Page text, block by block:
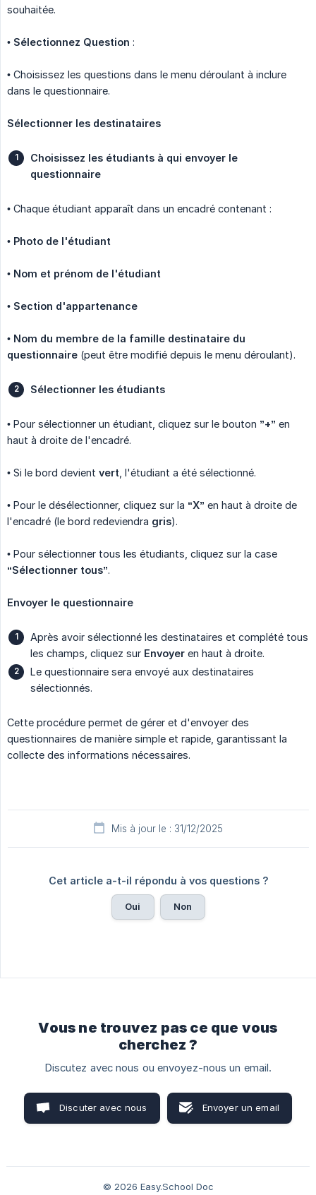
souhaitée.
• Sélectionnez Question :
• Choisissez les questions dans le menu déroulant à inclure
dans le questionnaire.
Sélectionner les destinataires
Choisissez les étudiants à qui envoyer le
questionnaire
• Chaque étudiant apparaît dans un encadré contenant :
• Photo de l'étudiant
• Nom et prénom de l'étudiant
• Section d'appartenance
• Nom du membre de la famille destinataire du
questionnaire (peut être modifié depuis le menu déroulant).
Sélectionner les étudiants
• Pour sélectionner un étudiant, cliquez sur le bouton ”+” en
haut à droite de l'encadré.
• Si le bord devient vert , l'étudiant a été sélectionné.
• Pour le désélectionner, cliquez sur la “X” en haut à droite de
l'encadré (le bord redeviendra gris).
• Pour sélectionner tous les étudiants, cliquez sur la case
“Sélectionner tous”.
Envoyer le questionnaire
Après avoir sélectionné les destinataires et complété tous
les champs, cliquez sur Envoyer en haut à droite.
Le questionnaire sera envoyé aux destinataires
sélectionnés.
Cette procédure permet de gérer et d'envoyer des
questionnaires de manière simple et rapide, garantissant la
collecte des informations nécessaires.
Mis à jour le : 31/12/2025
Cet article a-t-il répondu à vos questions ?
Oui Non
Vous ne trouvez pas ce que vous
cherchez ?
Discutez avec nous ou envoyez-nous un email.
Discuter avec nous Envoyer un email
© 2026 Easy.School Doc